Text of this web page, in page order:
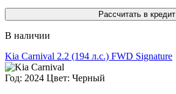
Рассчитать в кредит
В наличии
Kia Carnival 2.2 (194 л.с.) FWD Signature
Год: 2024 Цвет: Черный